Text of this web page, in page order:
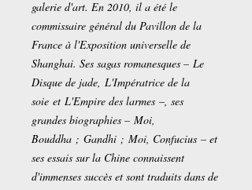
galerie d'art. En 2010, il a été le
commissaire général du Pavillon de la
France à l'Exposition universelle de
Shanghai. Ses sagas romanesques – Le
Disque de jade, L'Impératrice de la
soie et L'Empire des larmes –, ses
grandes biographies – Moi,
Bouddha ; Gandhi ; Moi, Confucius – et
ses essais sur la Chine connaissent
d'immenses succès et sont traduits dans de